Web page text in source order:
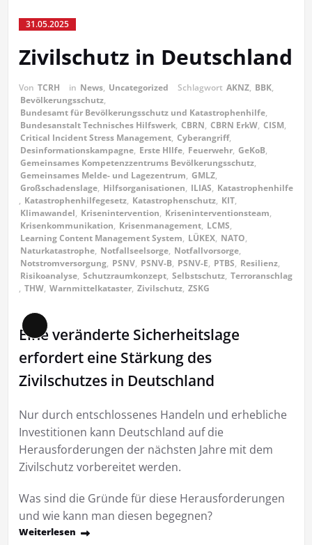
31.05.2025
Zivilschutz in Deutschland
Von TCRH in News, Uncategorized Schlagwort AKNZ, BBK,
Bevölkerungsschutz,
Bundesamt für Bevölkerungsschutz und Katastrophenhilfe,
Bundesanstalt Technisches Hilfswerk, CBRN, CBRN ErkW, CISM,
Critical Incident Stress Management, Cyberangriff,
Desinformationskampagne, Erste HIlfe, Feuerwehr, GeKoB,
Gemeinsames Kompetenzzentrums Bevölkerungsschutz,
Gemeinsames Melde- und Lagezentrum, GMLZ,
Großschadenslage, Hilfsorganisationen, ILIAS, Katastrophenhilfe
, Katastrophenhilfegesetz, Katastrophenschutz, KIT,
Klimawandel, Krisenintervention, Kriseninterventionsteam,
Krisenkommunikation, Krisenmanagement, LCMS,
Learning Content Management System, LÜKEX, NATO,
Naturkatastrophe, Notfallseelsorge, Notfallvorsorge,
Notstromversorgung, PSNV, PSNV-B, PSNV-E, PTBS, Resilienz,
Risikoanalyse, Schutzraumkonzept, Selbstschutz, Terroranschlag
, THW, Warnmittelkataster, Zivilschutz, ZSKG
Lange
Eine veränderte Sicherheitslage
erfordert eine Stärkung des
Zivilschutzes in Deutschland
Nur durch entschlossenes Handeln und erhebliche
Investitionen kann Deutschland auf die
Herausforderungen der nächsten Jahre mit dem
Zivilschutz vorbereitet werden.
Was sind die Gründe für diese Herausforderungen
und wie kann man diesen begegnen?
Weiterlesen